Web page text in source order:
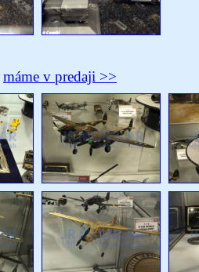
máme v predaji >>